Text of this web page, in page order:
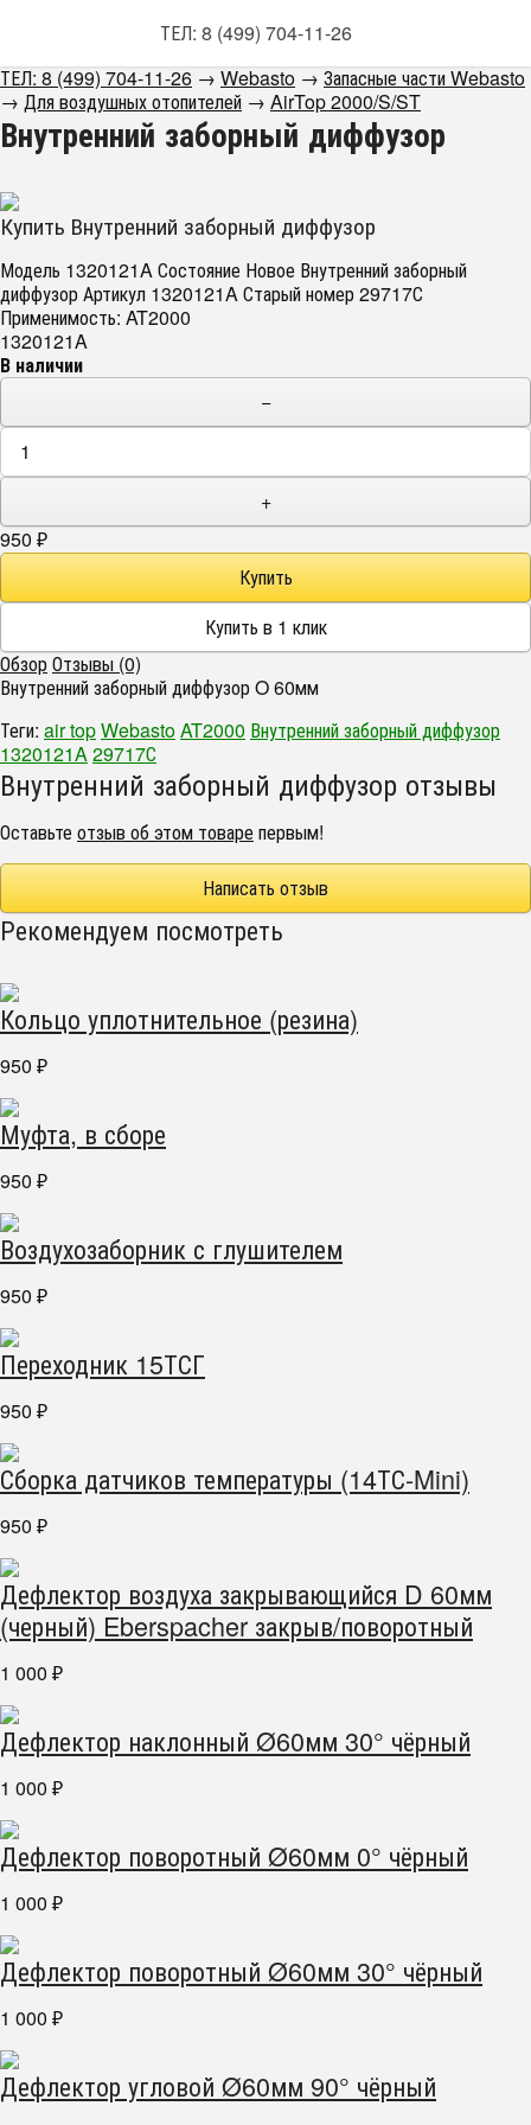
ТЕЛ: 8 (499) 704-11-26
ТЕЛ: 8 (499) 704-11-26 → Webasto → Запасные части Webasto
→ Для воздушных отопителей → AirTop 2000/S/ST
Внутренний заборный диффузор
Купить Внутренний заборный диффузор
Модель 1320121A Состояние Новое Внутренний заборный
диффузор Артикул 1320121A Старый номер 29717С
Применимость: AT2000
1320121A
В наличии
−
+
950 ₽
ОбзорОтзывы (0)
Внутренний заборный диффузор O 60мм
Теги: air topWebastoAT2000 Внутренний заборный диффузор
1320121A29717С
Внутренний заборный диффузор отзывы
Оставьтеотзыв об этом товарепервым!
Написать отзыв
Рекомендуем посмотреть
Кольцо уплотнительное (резина)
950 ₽
Муфта, в сборе
950 ₽
Воздухозаборник с глушителем
950 ₽
Переходник 15ТСГ
950 ₽
Сборка датчиков температуры (14ТС-Mini)
950 ₽
Дефлектор воздуха закрывающийся D 60мм
(черный) Eberspacher закрыв/поворотный
1 000 ₽
Дефлектор наклонный Ø60мм 30° чёрный
1 000 ₽
Дефлектор поворотный Ø60мм 0° чёрный
1 000 ₽
Дефлектор поворотный Ø60мм 30° чёрный
1 000 ₽
Дефлектор угловой Ø60мм 90° чёрный